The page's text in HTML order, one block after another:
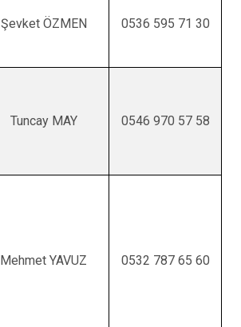
Şevket ÖZMEN 0536 595 71 30
Tuncay MAY 0546 970 57 58
Mehmet YAVUZ 0532 787 65 60